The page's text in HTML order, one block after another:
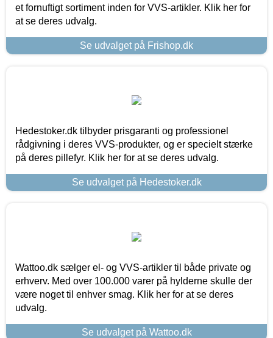
et fornuftigt sortiment inden for VVS-artikler. Klik her for
at se deres udvalg.
Se udvalget på Frishop.dk
Hedestoker.dk tilbyder prisgaranti og professionel
rådgivning i deres VVS-produkter, og er specielt stærke
på deres pillefyr. Klik her for at se deres udvalg.
Se udvalget på Hedestoker.dk
Wattoo.dk sælger el- og VVS-artikler til både private og
erhverv. Med over 100.000 varer på hylderne skulle der
være noget til enhver smag. Klik her for at se deres
udvalg.
Se udvalget på Wattoo.dk